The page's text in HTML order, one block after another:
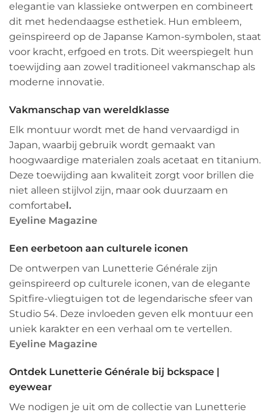
elegantie van klassieke ontwerpen en combineert
dit met hedendaagse esthetiek. Hun embleem,
geïnspireerd op de Japanse Kamon-symbolen, staat
voor kracht, erfgoed en trots. Dit weerspiegelt hun
toewijding aan zowel traditioneel vakmanschap als
moderne innovatie.
Vakmanschap van wereldklasse
Elk montuur wordt met de hand vervaardigd in
Japan, waarbij gebruik wordt gemaakt van
hoogwaardige materialen zoals acetaat en titanium.
Deze toewijding aan kwaliteit zorgt voor brillen die
niet alleen stijlvol zijn, maar ook duurzaam en
comfortabe l.
Eyeline Magazine
Een eerbetoon aan culturele iconen
De ontwerpen van Lunetterie Générale zijn
geïnspireerd op culturele iconen, van de elegante
Spitfire-vliegtuigen tot de legendarische sfeer van
Studio 54. Deze invloeden geven elk montuur een
uniek karakter en een verhaal om te vertellen.
Eyeline Magazine
Ontdek Lunetterie Générale bij bckspace |
eyewear
We nodigen je uit om de collectie van Lunetterie